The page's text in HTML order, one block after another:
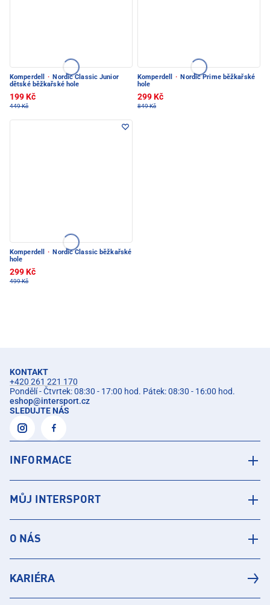
Komperdell · Nordic Classic Junior
dětské běžkařské hole
199 Kč
449 Kč
Komperdell · Nordic Prime běžkařské
hole
299 Kč
849 Kč
Komperdell · Nordic Classic běžkařské
hole
299 Kč
499 Kč
KONTAKT
+420 261 221 170
Pondělí - Čtvrtek: 08:30 - 17:00 hod. Pátek: 08:30 - 16:00 hod.
eshop@intersport.cz
SLEDUJTE NÁS
INFORMACE
MŮJ INTERSPORT
O NÁS
KARIÉRA